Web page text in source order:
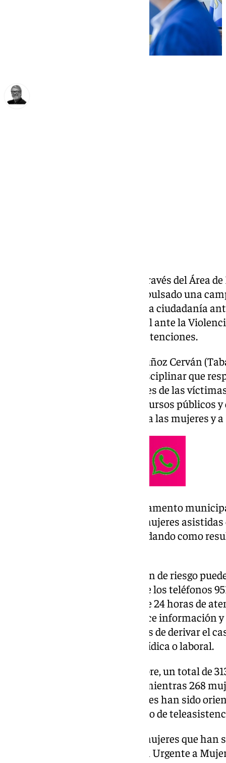
, a través del Área
Igualdad y Accesibilidad, ha impulsado una
todos los recursos que ofrece a la ciudadanía
del Servicio de Atención Integral ante la
año ha realizado más de 1.400 atenciones.
Ubicado en la calle Concejal Muñoz Cerván
formado por un equipo multidisciplinar que
jurídicas, psicológicas y laborales de las
coordinación con el resto de recursos públicos
pueden servir de apoyo y ayuda a las mujeres y
En lo que va de año, este departamento
entre las que destacan las 611 mujeres
389 han interpuesto denuncia, dando como
Así, cualquier mujer en situación de riesgo
con el Ayuntamiento a través de los teléfonos
del disponer del servicio urgente 24 horas de
Tras recibir la demanda, se ofrece información
recursos y prestaciones, además de derivar el
atención social, psicológica, jurídica o laboral.
Hasta el pasado 30 de septiembre, un total de
el personal de atención social, mientras 268
atención psicológica, 149 mujeres han sido
gestionado 22 altas en el servicio de
Además, están las citadas 611 mujeres que
jurídico del Servicio de Atención Urgente a